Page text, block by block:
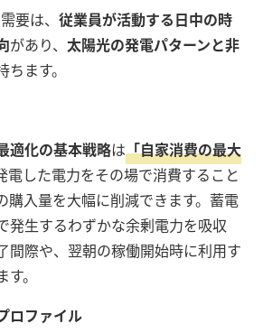
要は、 従業員が活動する日中の時
があり、 太陽光の発電パターンと非
ちます。
適化の基本戦略は「自家消費の最大
電した電力をその場で消費すること
購入量を大幅に削減できます。蓄電
発生するわずかな余剰電力を吸収
間際や、翌朝の稼働開始時に利用す
。
ロファイル